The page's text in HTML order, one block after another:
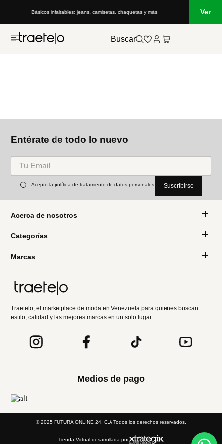
Básicos infaltables: jeans, camisetas, chaquetas y más Ver
Buscar
Entérate de todo lo nuevo
Acepto la política de tratamiento de datos personales Suscribirse
Acerca de nosotros
Categorías
Marcas
Traetelo, el marketplace de moda en Venezuela para quienes buscan
estilo, calidad y las mejores marcas en un solo lugar.
Medios de pago
© 2025 FUTURA ONLINE 24, C.A Todos los derechos reservados.
Tienda Virtual desarrollada por